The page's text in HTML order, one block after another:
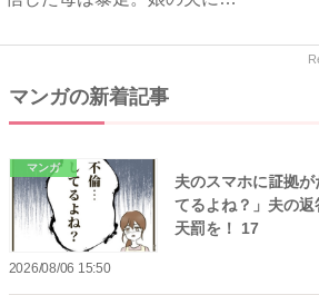
マンガの新着記事
マンガ
夫のスマホに証拠
てるよね？」夫の
天罰を！ 17
2026/08/06 15:50